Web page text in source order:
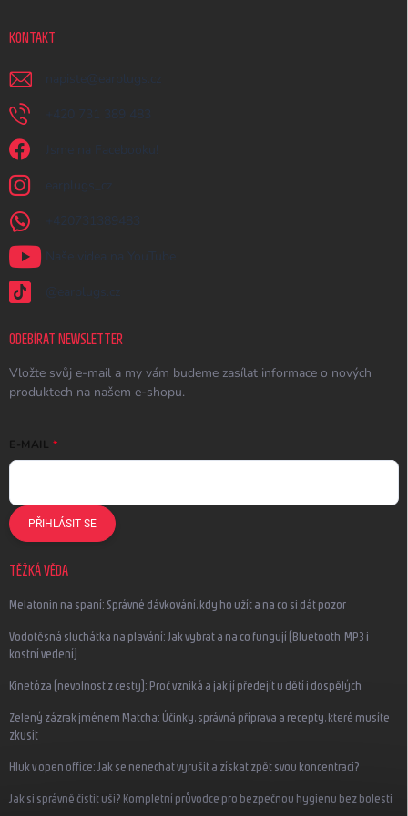
KONTAKT
napiste @ earplugs.cz
+420 731 389 483
Jsme na Facebooku!
earplugs_cz
+420731389483
Naše videa na YouTube
@earplugs.cz
ODEBÍRAT NEWSLETTER
Vložte svůj e-mail a my vám budeme zasílat informace o nových
produktech na našem e-shopu.
E-MAIL
PŘIHLÁSIT SE
TĚŽKÁ VĚDA
Melatonin na spaní: Správné dávkování, kdy ho užít a na co si dát pozor
Vodotěsná sluchátka na plavání: Jak vybrat a na co fungují (Bluetooth, MP3 i
kostní vedení)
Kinetóza (nevolnost z cesty): Proč vzniká a jak jí předejít u dětí i dospělých
Zelený zázrak jménem Matcha: Účinky, správná příprava a recepty, které musíte
zkusit
Hluk v open office: Jak se nenechat vyrušit a získat zpět svou koncentraci?
Jak si správně čistit uši? Kompletní průvodce pro bezpečnou hygienu bez bolesti